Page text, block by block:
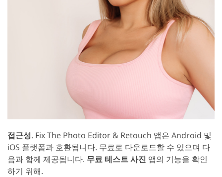
접근성. Fix The Photo Editor & Retouch 앱은 Android 및
iOS 플랫폼과 호환됩니다. 무료로 다운로드할 수 있으며 다
음과 함께 제공됩니다. 무료 테스트 사진 앱의 기능을 확인
하기 위해.